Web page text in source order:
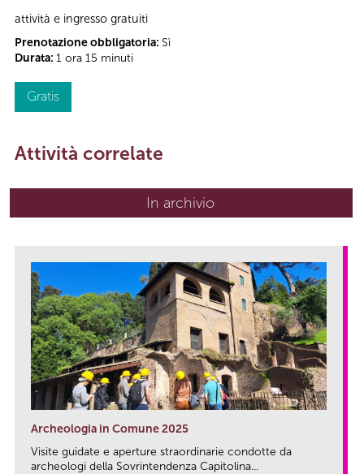
attività e ingresso gratuiti
Prenotazione obbligatoria: Sì
Durata: 1 ora 15 minuti
Gratis
Attività correlate
In archivio
Archeologia in Comune 2025
Visite guidate e aperture straordinarie condotte da
archeologi della Sovrintendenza Capitolina...